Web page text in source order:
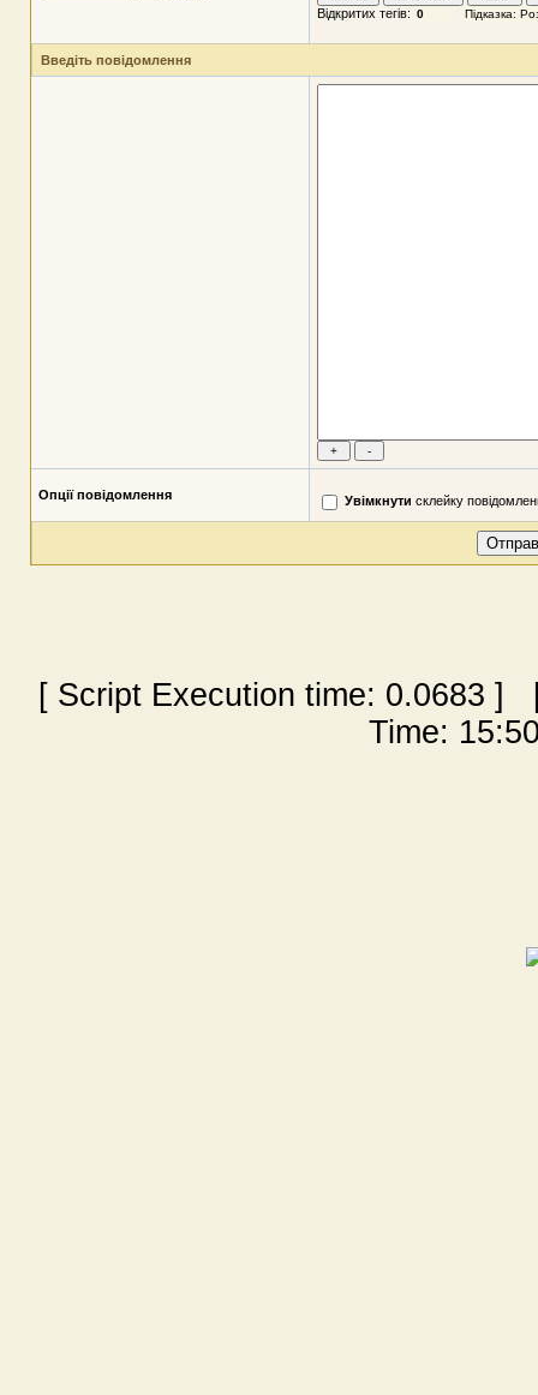
Відкритих тегів:
Введіть повідомлення
Опції повідомлення Увімкнути склейку
[ Script Execution time: 0.0683 ] [
Time: